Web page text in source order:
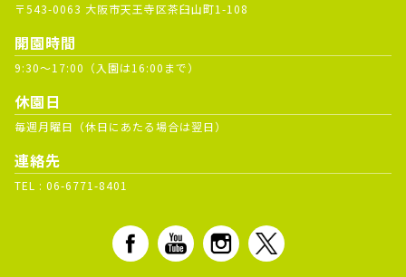
〒543-0063 大阪市天王寺区茶臼山町1-108
開園時間
9:30～17:00（入園は16:00まで）
休園日
毎週月曜日（休日にあたる場合は翌日）
連絡先
TEL : 06-6771-8401